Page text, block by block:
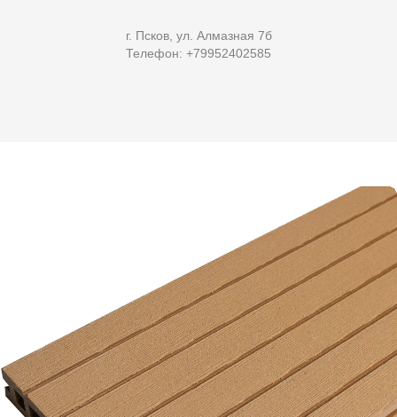
г. Псков, ул. Алмазная 7б
Телефон: +79952402585